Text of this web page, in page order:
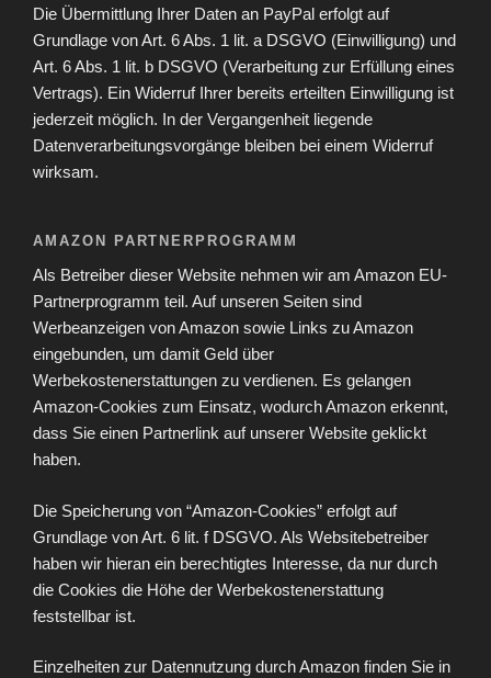
Die Übermittlung Ihrer Daten an PayPal erfolgt auf
Grundlage von Art. 6 Abs. 1 lit. a DSGVO (Einwilligung) und
Art. 6 Abs. 1 lit. b DSGVO (Verarbeitung zur Erfüllung eines
Vertrags). Ein Widerruf Ihrer bereits erteilten Einwilligung ist
jederzeit möglich. In der Vergangenheit liegende
Datenverarbeitungsvorgänge bleiben bei einem Widerruf
wirksam.
AMAZON PARTNERPROGRAMM
Als Betreiber dieser Website nehmen wir am Amazon EU-
Partnerprogramm teil. Auf unseren Seiten sind
Werbeanzeigen von Amazon sowie Links zu Amazon
eingebunden, um damit Geld über
Werbekostenerstattungen zu verdienen. Es gelangen
Amazon-Cookies zum Einsatz, wodurch Amazon erkennt,
dass Sie einen Partnerlink auf unserer Website geklickt
haben.
Die Speicherung von “Amazon-Cookies” erfolgt auf
Grundlage von Art. 6 lit. f DSGVO. Als Websitebetreiber
haben wir hieran ein berechtigtes Interesse, da nur durch
die Cookies die Höhe der Werbekostenerstattung
feststellbar ist.
Einzelheiten zur Datennutzung durch Amazon finden Sie in